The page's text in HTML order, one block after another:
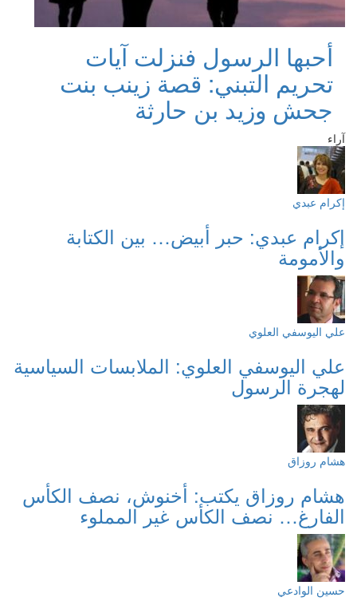
أحبها الرسول فنزلت آيات
تحريم التبني: قصة زينب بنت
جحش وزيد بن حارثة
آراء
إكرام عبدي
إكرام عبدي: حبر أبيض… بين الكتابة
والأمومة
علي اليوسفي العلوي
علي اليوسفي العلوي: الملابسات السياسية
لهجرة الرسول
هشام روزاق
هشام روزاق يكتب: أخنوش، نصف الكأس
الفارغ… نصف الكأس غير المملوء
حسين الوادعي